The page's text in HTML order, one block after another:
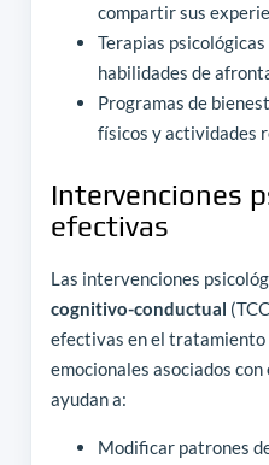
compartir sus
Terapias
habilidades de
Programas de
físicos y actividades
Intervenciones
efectivas
Las intervenciones
cognitivo-conductual
efectivas en el tratamiento
emocionales asociados
ayudan a:
Modificar patrones